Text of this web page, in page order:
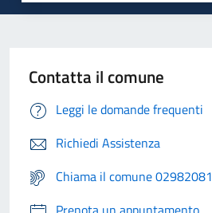
Contatta il comune
Leggi le domande frequenti
Richiedi Assistenza
Chiama il comune 02982081